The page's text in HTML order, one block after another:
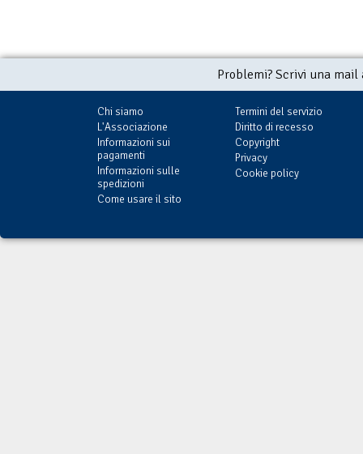
Problemi? Scrivi una
Chi siamo
L'Associazione
Informazioni sui
pagamenti
Informazioni sulle
spedizioni
Come usare il sito
Termini del servizio
Diritto di recesso
Copyright
Privacy
Cookie policy